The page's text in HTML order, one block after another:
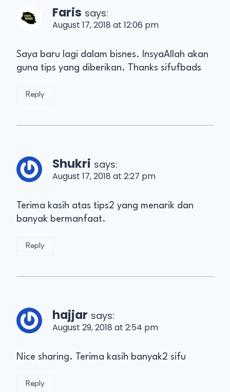
Faris says:
August 17, 2018 at 12:06 pm
Saya baru lagi dalam bisnes. InsyaAllah akan
guna tips yang diberikan. Thanks sifufbads
Reply
Shukri says:
August 17, 2018 at 2:27 pm
Terima kasih atas tips2 yang menarik dan
banyak bermanfaat.
Reply
hajjar says:
August 29, 2018 at 2:54 pm
Nice sharing. Terima kasih banyak2 sifu
Reply